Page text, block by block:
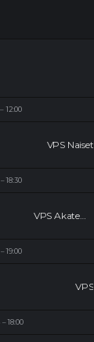
12:00
VPS Naiset
18:30
VPS Akatemia
19:00
VPS
18:00